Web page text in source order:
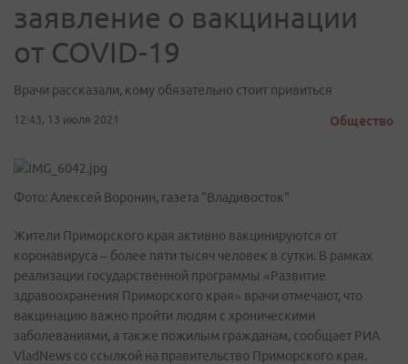
заявление о вакцинации
от COVID-19
Врачи рассказали, кому обязательно стоит привиться
12:43, 13 июля 2021 Общество
Фото: Алексей Воронин, газета "Владивосток"
Жители Приморского края активно вакцинируются от
коронавируса – более пяти тысяч человек в сутки. В рамках
реализации государственной программы «Развитие
здравоохранения Приморского края» врачи отмечают, что
вакцинацию важно пройти людям с хроническими
заболеваниями, а также пожилым гражданам, сообщает РИА
VladNews со ссылкой на правительство Приморского края.